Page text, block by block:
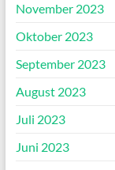
November 2023
Oktober 2023
September 2023
August 2023
Juli 2023
Juni 2023